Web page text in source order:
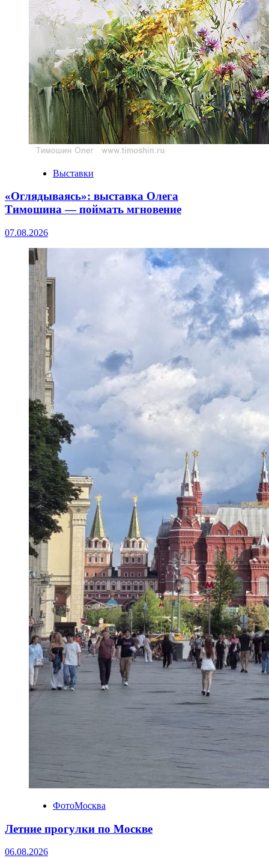
Выставки
«Оглядываясь»: выставка Олега
Тимошина — поймать мгновение
07.08.2026
ФотоМосква
Летние прогулки по Москве
06.08.2026